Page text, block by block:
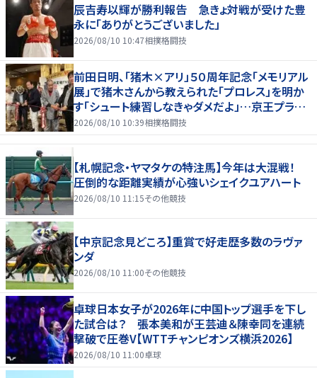
辰吉寿以輝が勝利報告 急きょ対戦が受けた豊
永に「ありがとうございました」
2026/08/10 10:47相撲格闘技
前田日明、「猪木×アリ」５０周年記念「メモリアル
展」で猪木さんから教えられた「プロレス」を明か
す「シュート練習しなきゃダメだよ」…京王プラザ
ホテルで３１日まで
2026/08/10 10:39相撲格闘技
【札幌記念・ヤマタケの特注馬】今年は大混戦！
圧倒的な距離実績が心強いシェイクユアハート
2026/08/10 11:15その他競技
【中京記念見どころ】重賞で好走歴多数のラヴァ
ンダ
2026/08/10 11:00その他競技
卓球日本女子が2026年に中国トップ選手を下し
た試合は？ 張本美和が王芸迪＆陳幸同を連続
撃破で圧巻V【WTTチャンピオンズ横浜2026】
2026/08/10 11:00卓球